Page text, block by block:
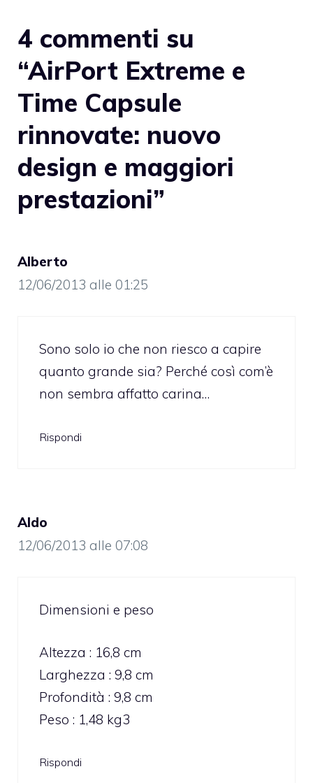
4 commenti su
“AirPort Extreme e
Time Capsule
rinnovate: nuovo
design e maggiori
prestazioni”
Alberto
12/06/2013 alle 01:25
Sono solo io che non riesco a capire
quanto grande sia? Perché così com’è
non sembra affatto carina…
Rispondi
Aldo
12/06/2013 alle 07:08
Dimensioni e peso
Altezza : 16,8 cm
Larghezza : 9,8 cm
Profondità : 9,8 cm
Peso : 1,48 kg3
Rispondi